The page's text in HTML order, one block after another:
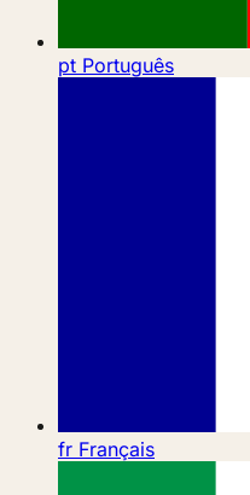
pt Português
fr Français